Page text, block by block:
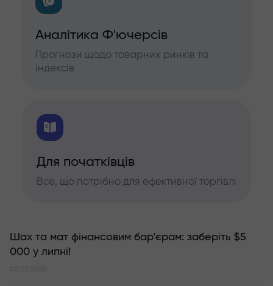
Аналітика Ф'ючерсів
Прогнози щодо товарних ринків та
індексів
Для початківців
Все, що потрібно для ефективної торгівлі
Шах та мат фінансовим бар'єрам: заберіть $5
000 у липні!
02.07.2026